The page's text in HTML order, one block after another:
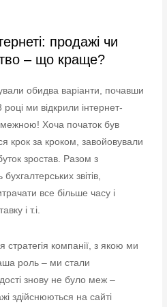
продажі чи
– що краще?
обидва варіанти, почавши
ми відкрили інтернет-
Хоча початок був
крок за кроком, завойовували
зростав. Разом з
звітів,
все більше часу і
і т.і.
стратегія компанії, з якою ми
роль – ми стали
знову не було меж –
здійснюються на сайті